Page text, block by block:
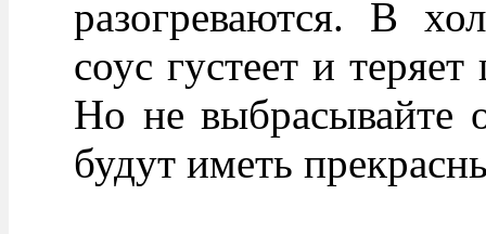
разогреваются. В
соус густеет и
Но не выбрасывайте
будут иметь